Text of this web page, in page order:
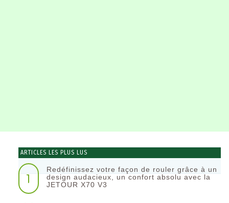
ARTICLES LES PLUS LUS
1
Redéfinissez votre façon de rouler grâce à un
design audacieux, un confort absolu avec la
JETOUR X70 V3